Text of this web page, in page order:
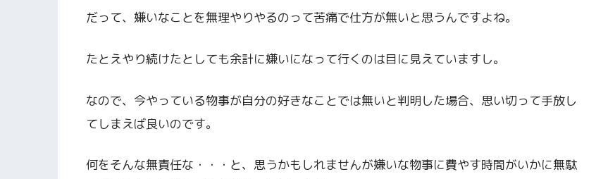
だって、嫌いなことを無理やりやるのって苦痛で仕方が無いと思うんですよね。
たとえやり続けたとしても余計に嫌いになって行くのは目に見えていますし。
なので、今やっている物事が自分の好きなことでは無いと判明した場合、思い切って手放し
てしまえば良いのです。
何をそんな無責任な・・・と、思うかもしれませんが嫌いな物事に費やす時間がいかに無駄